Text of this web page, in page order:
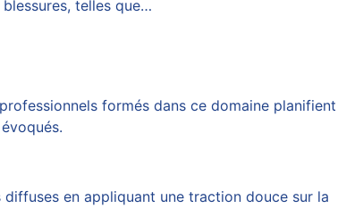
telles que…
formés dans ce domaine planifient
en appliquant une traction douce sur la